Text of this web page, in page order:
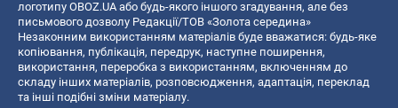
логотипу OBOZ.UA або будь-якого іншого згадування, але без
письмового дозволу Редакції/ТОВ «Золота середина»
Незаконним використанням матеріалів буде вважатися: будь-яке
копiювання, публiкацiя, передрук, наступне поширення,
використання, переробка з використанням, включенням до
складу інших матеріалів, розповсюдження, адаптація, переклад
та інші подібні зміни матеріалу.